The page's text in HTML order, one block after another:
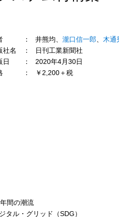
井熊均、 瀧口信一郎
木通
社名
日刊工業新聞社
日
2020年4月30日
￥2,200＋税
間の潮流
ル・グリッド（SDG）